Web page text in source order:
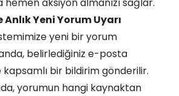
aksiyon almanızı sağlar.
Yeni Yorum Uyarı
yeni bir yorum
anda, belirlediğiniz e-posta
bir bildirim gönderilir.
yorumun hangi kaynaktan